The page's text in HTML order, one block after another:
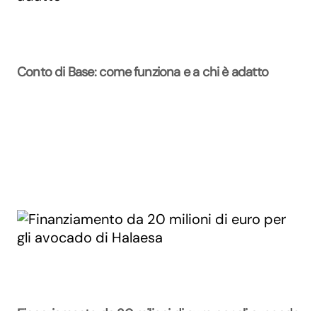
Conto di Base: come funziona e a chi è adatto